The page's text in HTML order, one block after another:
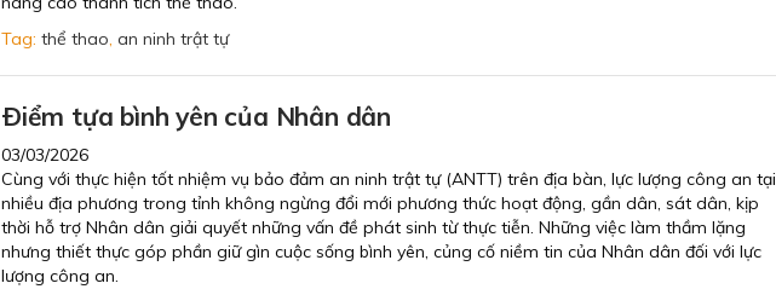
Tag: thể thao, an ninh trật tự
Ðiểm tựa bình yên của Nhân dân
03/03/2026
Cùng với thực hiện tốt nhiệm vụ bảo đảm an ninh trật tự (ANTT) trên địa bàn, lực lượng công an tại
nhiều địa phương trong tỉnh không ngừng đổi mới phương thức hoạt động, gần dân, sát dân, kịp
thời hỗ trợ Nhân dân giải quyết những vấn đề phát sinh từ thực tiễn. Những việc làm thầm lặng
nhưng thiết thực góp phần giữ gìn cuộc sống bình yên, củng cố niềm tin của Nhân dân đối với lực
lượng công an.